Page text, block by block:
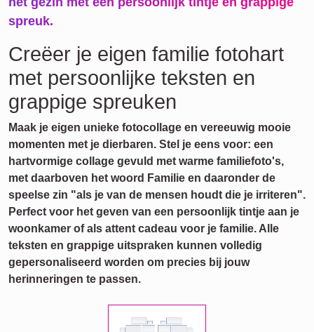
spreuk.
Creëer je eigen familie fotohart
met persoonlijke teksten en
grappige spreuken
Maak je eigen unieke fotocollage en vereeuwig mooie
momenten met je dierbaren. Stel je eens voor: een
hartvormige collage gevuld met warme familiefoto's,
met daarboven het woord Familie en daaronder de
speelse zin "als je van de mensen houdt die je irriteren".
Perfect voor het geven van een persoonlijk tintje aan je
woonkamer of als attent cadeau voor je familie. Alle
teksten en grappige uitspraken kunnen volledig
gepersonaliseerd worden om precies bij jouw
herinneringen te passen.